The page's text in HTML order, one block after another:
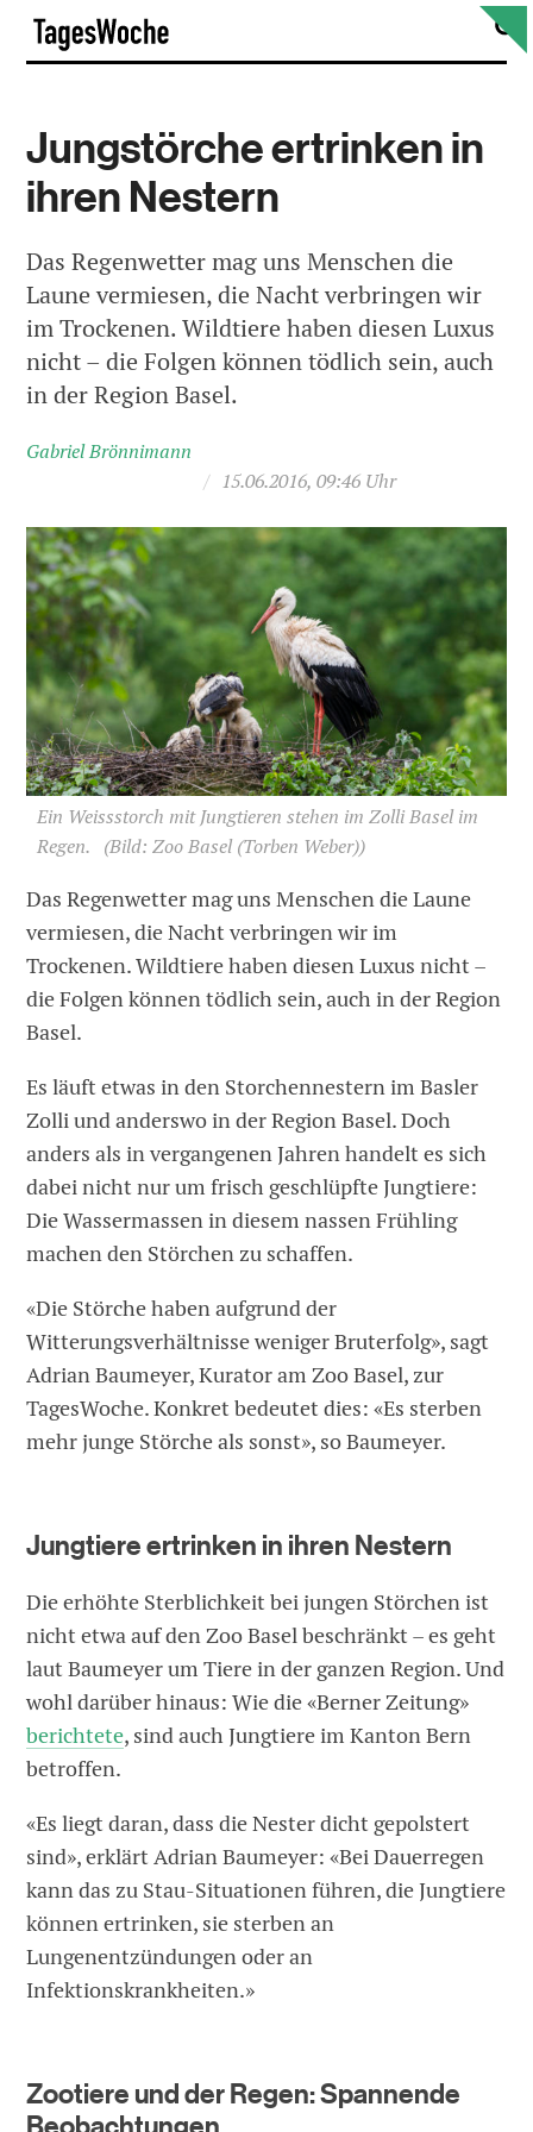
Skip
content
Jungstörche ertrinken in
ihren Nestern
Das Regenwetter mag uns Menschen die
Laune vermiesen, die Nacht verbringen wir
im Trockenen. Wildtiere haben diesen Luxus
nicht – die Folgen können tödlich sein, auch
in der Region Basel.
Gabriel Brönnimann
/ 15.06.2016, 09:46 Uhr
Ein Weissstorch mit Jungtieren stehen im Zolli Basel im
Regen.
(Bild: Zoo Basel (Torben Weber))
Das Regenwetter mag uns Menschen die Laune
vermiesen, die Nacht verbringen wir im
Trockenen. Wildtiere haben diesen Luxus nicht –
die Folgen können tödlich sein, auch in der Region
Basel.
Es läuft etwas in den Storchennestern im Basler
Zolli und anderswo in der Region Basel. Doch
anders als in vergangenen Jahren handelt es sich
dabei nicht nur um frisch geschlüpfte Jungtiere:
Die Wassermassen in diesem nassen Frühling
machen den Störchen zu schaffen.
«Die Störche haben aufgrund der
Witterungsverhältnisse weniger Bruterfolg», sagt
Adrian Baumeyer, Kurator am Zoo Basel, zur
TagesWoche. Konkret bedeutet dies: «Es sterben
mehr junge Störche als sonst», so Baumeyer.
Jungtiere ertrinken in ihren Nestern
Die erhöhte Sterblichkeit bei jungen Störchen ist
nicht etwa auf den Zoo Basel beschränkt – es geht
laut Baumeyer um Tiere in der ganzen Region. Und
wohl darüber hinaus: Wie die «Berner Zeitung»
berichtete, sind auch Jungtiere im Kanton Bern
betroffen.
«Es liegt daran, dass die Nester dicht gepolstert
sind», erklärt Adrian Baumeyer: «Bei Dauerregen
kann das zu Stau-Situationen führen, die Jungtiere
können ertrinken, sie sterben an
Lungenentzündungen oder an
Infektionskrankheiten.»
Zootiere und der Regen: Spannende